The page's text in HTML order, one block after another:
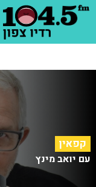
קפאין
עם יואב מינץ